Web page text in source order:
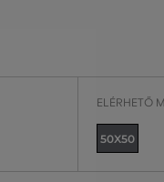
ELÉRHETŐ
50X50